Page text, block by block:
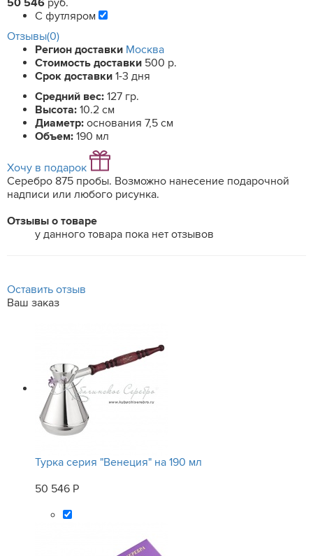
50 546 руб.
С футляром
Отзывы(0)
Регион доставки Москва
Стоимость доставки 500 р.
Срок доставки 1-3 дня
Средний вес: 127 гр.
Высота: 10.2 см
Диаметр: основания 7,5 см
Объем: 190 мл
Хочу в подарок
Серебро 875 пробы. Возможно нанесение подарочной
надписи или любого рисунка.
Отзывы о товаре
у данного товара пока нет отзывов
Оставить отзыв
Ваш заказ
Турка серия "Венеция" на 190 мл
50 546 Р